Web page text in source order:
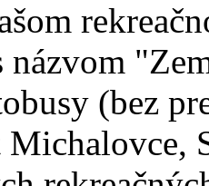
názvom
(bez
Michalovce,